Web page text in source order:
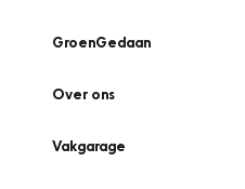
GroenGedaan
Over ons
Vakgarage